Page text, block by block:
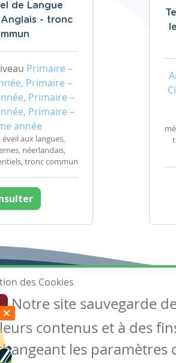
de Langue
Anglais - tronc
Primaire –
Primaire –
Primaire –
Primaire –
année
éveil aux langues,
néerlandais,
tronc commun
Tous les
Articles
des Cookies
Notre site sauvegarde
contenus et à des
changeant les